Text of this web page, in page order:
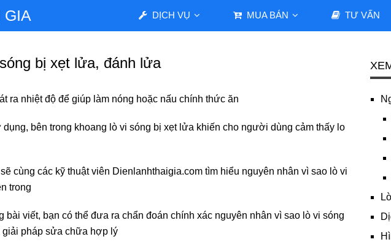
GIA DỊCH VỤ MUA BÁN TƯ VẤN
bị xẹt lửa, đánh lửa
ra nhiệt độ để giúp làm nóng hoặc nấu chính thức ăn
bên trong khoang lò vi sóng bị xẹt lửa khiến cho người dùng cảm thấy lo
cùng các kỹ thuật viên Dienlanhthaigia.com tìm hiểu nguyên nhân vì sao lò vi
trong
bài viết, bạn có thể đưa ra chẩn đoán chính xác nguyên nhân vì sao lò vi sóng
giải pháp sửa chữa hợp lý